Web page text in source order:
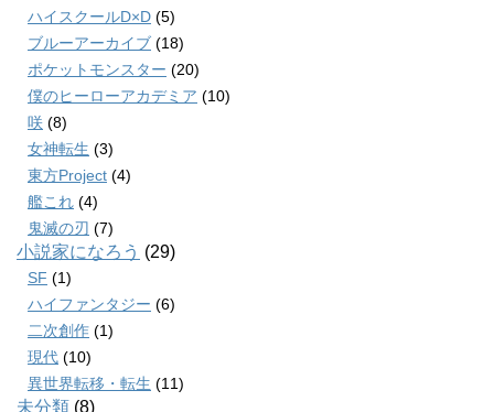
ハイスクールD×D (5)
ブルーアーカイブ (18)
ポケットモンスター (20)
僕のヒーローアカデミア (10)
咲 (8)
女神転生 (3)
東方Project (4)
艦これ (4)
鬼滅の刃 (7)
小説家になろう (29)
SF (1)
ハイファンタジー (6)
二次創作 (1)
現代 (10)
異世界転移・転生 (11)
未分類 (8)